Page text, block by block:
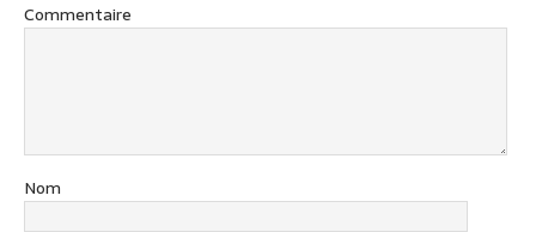
Commentaire
Nom